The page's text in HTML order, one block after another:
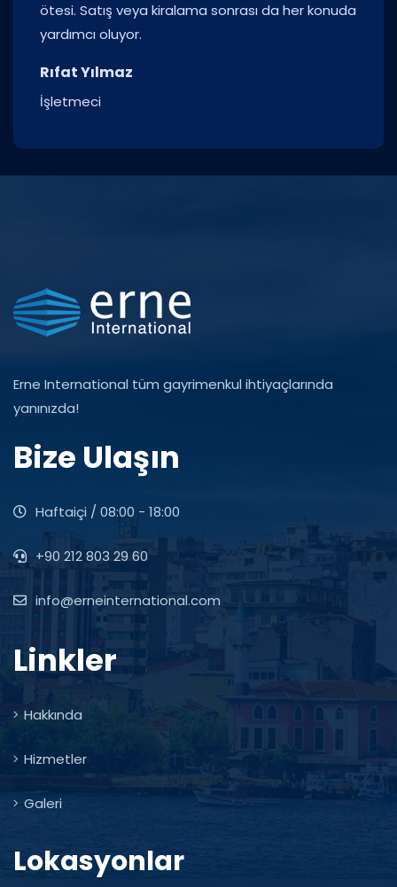
ötesi. Satış veya kiralama sonrası da her konuda
yardımcı oluyor.
Rıfat Yılmaz
İşletmeci
Erne International tüm gayrimenkul ihtiyaçlarında
yanınızda!
Bize Ulaşın
Haftaiçi / 08:00 - 18:00
+90 212 803 29 60
info@erneinternational.com
Linkler
Hakkında
Hizmetler
Galeri
Lokasyonlar